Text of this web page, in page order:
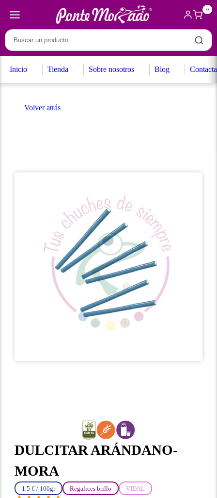
0
Inicio Tienda Sobre nosotros Blog
Volver atrás
DULCITAR ARÁNDANO-
MORA
1.5 € / 100gr Regalices brillo VIDAL